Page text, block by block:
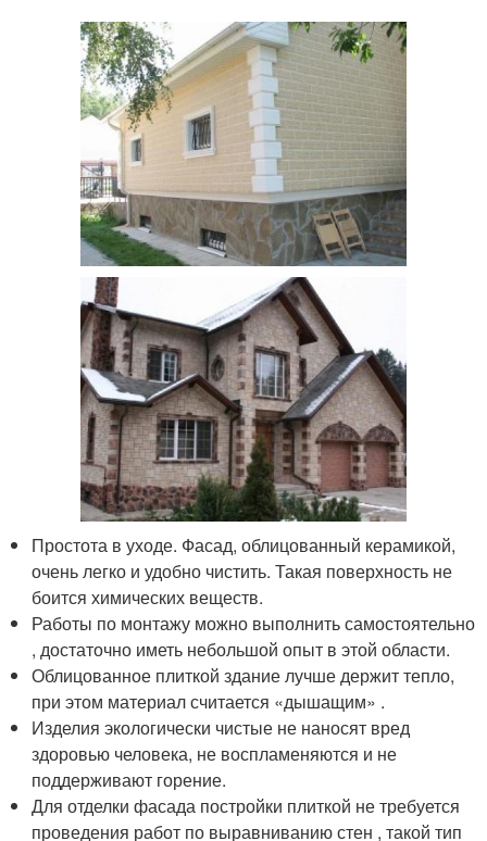
Простота в уходе. Фасад, облицованный керамикой,
очень легко и удобно чистить. Такая поверхность не
боится химических веществ.
Работы по монтажу можно выполнить самостоятельно
, достаточно иметь небольшой опыт в этой области.
Облицованное плиткой здание лучше держит тепло,
при этом материал считается «дышащим» .
Изделия экологически чистые не наносят вред
здоровью человека, не воспламеняются и не
поддерживают горение.
Для отделки фасада постройки плиткой не требуется
проведения работ по выравниванию стен , такой тип